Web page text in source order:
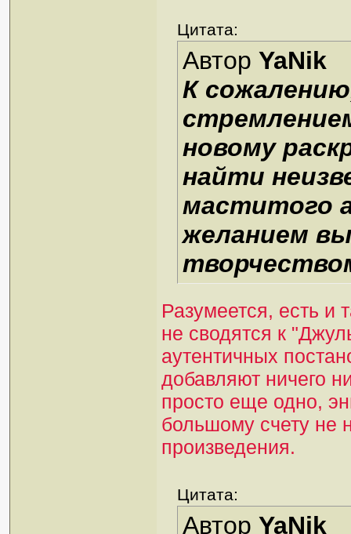
Цитата:
Автор YaNik
К
новому
найти
маститого
желанием
Разумеется, есть
не сводятся к
аутентичных
добавляют ничего
просто еще одно,
большому счету не
произведения.
Цитата:
Автор YaNik